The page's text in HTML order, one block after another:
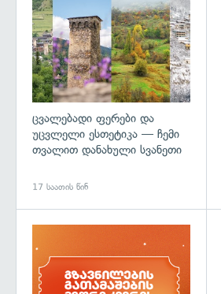
ცვალებადი ფერები და
უცვლელი ესთეტიკა — ჩემი
თვალით დანახული სვანეთი
17 საათის წინ